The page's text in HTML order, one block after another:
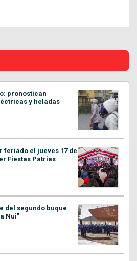
pronostican
y heladas
feriado el jueves 17 de
Fiestas Patrias
del segundo buque
Nui”